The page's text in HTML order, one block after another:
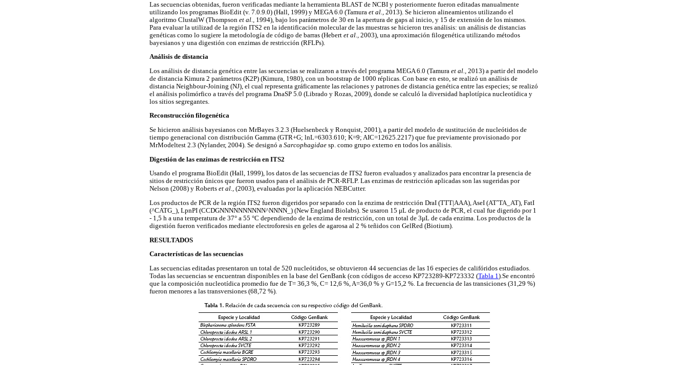
Las secuencias obtenidas, fueron verificadas mediante la herramienta BLAST de NCBI y posteriormente fueron editadas manualmente
utilizando los programas BioEdit (v. 7.0.9.0) (Hall, 1999) y MEGA 6.0 (Tamura et al.,
2013). Se hicieron alineamientos utilizando el
algoritmo ClustalW (Thompson et al.,
1994), bajo los parámetros de 30 en la apertura de gaps al inicio, y 15 de extensión de los mismos.
Para evaluar la utilizad de la región ITS2 en la identificación molecular de las muestras se hicieron tres análisis: un análisis de distancias
genéticas como lo sugiere la metodología de código de barras (Hebert et al.,
2003), una aproximación filogenética utilizando métodos
bayesianos y una digestión con enzimas de restricción (RFLPs).
Análisis de distancia
Los análisis de distancia genética entre las secuencias se realizaron a través del programa MEGA 6.0 (Tamura et al., 2013) a partir del modelo
de distancia Kimura 2 parámetros (K2P) (Kimura, 1980), con un bootstrap de 1000 réplicas. Con base en esto, se realizó un análisis de
distancia Neighbour-Joining (NJ), el cual representa gráficamente las relaciones y patrones de distancia genética entre las especies; se realizó
el análisis polimórfico a través del programa DnaSP 5.0 (Librado y Rozas, 2009), donde se calculó la diversidad haplotípica nucleotídica y
los sitios segregantes.
Reconstrucción filogenética
Se hicieron análisis bayesianos con MrBayes 3.2.3 (Huelsenbeck y Ronquist, 2001), a partir del modelo de sustitución de nucleótidos de
tiempo generacional con distribución Gamma (GTR+G; lnL=6303.610; K=9; AIC=12625.2217) que fue previamente provisionado por
MrModeltest 2.3 (Nylander, 2004). Se designó a Sarcophagidae sp. como grupo externo en todos los análisis.
Digestión de las enzimas de restricción en ITS2
Usando el programa BioEdit (Hall, 1999), los datos de las secuencias de ITS2 fueron evaluados y analizados para encontrar la presencia de
sitios de restricción únicos que fueron usados para el análisis de PCR-RFLP. Las enzimas de restricción aplicadas son las sugeridas por
Nelson (2008) y Roberts et al., (2003), evaluadas por la aplicación NEBCutter.
Los productos de PCR de la región ITS2 fueron digeridos por separado con la enzima de restricción DraI (TTT|AAA), AseI (ATˆTA_AT), FatI
(^CATG_), LpnPI (CCDGNNNNNNNNNN^NNNN_) (New England Biolabs). Se usaron 15 μL de producto de PCR, el cual fue digerido por 1
- 1,5 h a una temperatura de 37° a 55 °C dependiendo de la enzima de restricción, con un total de 3μL de cada enzima. Los productos de la
digestión fueron verificados mediante electroforesis en geles de agarosa al 2 % teñidos con GelRed (Biotium).
RESULTADOS
Características de las secuencias
Las secuencias editadas presentaron un total de 520 nucleótidos, se obtuvieron 44 secuencias de las 16 especies de califóridos estudiados.
Todas las secuencias se encuentran disponibles en la base del GenBank (con códigos de acceso KP723289-KP723332 (Tabla 1 ).Se encontró
que la composición nucleotídica promedio fue de T= 36,3 %, C= 12,6 %, A=36,0 % y G=15,2 %. La frecuencia de las transiciones (31,29 %)
fueron menores a las transversiones (68,72 %).